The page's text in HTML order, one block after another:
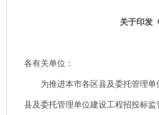
关于印发
各有关单位：
为推进本市各区县及委托管理单
县及委托管理单位建设工程招投标